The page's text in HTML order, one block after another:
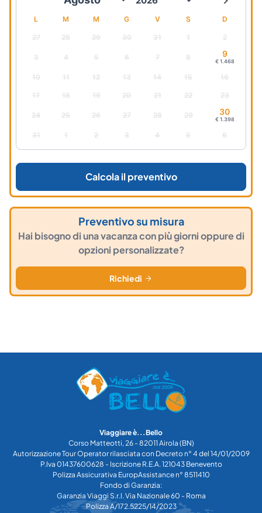
L M M G V S D
27 28 29 30 31 1 2
3 4 5 6 7 8 9
€ 1.468
10 11 12 13 14 15 16
17 18 19 20 21 22 23
24 25 26 27 28 29 30
€ 1.398
31 1 2 3 4 5 6
Calcola il preventivo
Preventivo su misura
Hai bisogno di una vacanza con più giorni oppure di
opzioni personalizzate?
Richiedi
Viaggiare è...Bello
Corso Matteotti, 26 - 82011 Airola (BN)
Autorizzazione Tour Operator rilasciata con Decreto n° 4 del 14/01/2009
P.Iva 01437600628 - Iscrizione R.E.A. 121043 Benevento
Polizza Assicurativa EuropAssistance n° 8511410
Fondo di Garanzia:
Garanzia Viaggi S.r.l. Via Nazionale 60 - Roma
Polizza A/172.5225/14/2023